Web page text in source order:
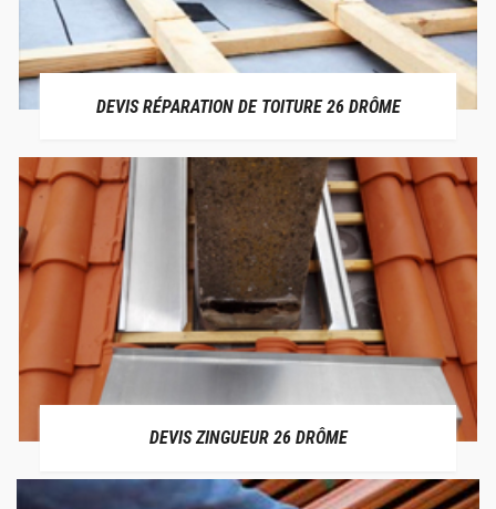
DEVIS RÉPARATION DE TOITURE 26 DRÔME
DEVIS ZINGUEUR 26 DRÔME